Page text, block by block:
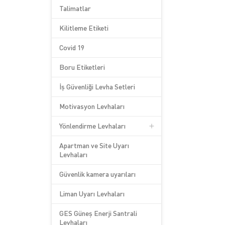
Talimatlar
Kilitleme Etiketi
Covid 19
Boru Etiketleri
İş Güvenliği Levha Setleri
Motivasyon Levhaları
Yönlendirme Levhaları
Apartman ve Site Uyarı
Levhaları
Güvenlik kamera uyarıları
Liman Uyarı Levhaları
GES Güneş Enerji Santrali
Levhaları